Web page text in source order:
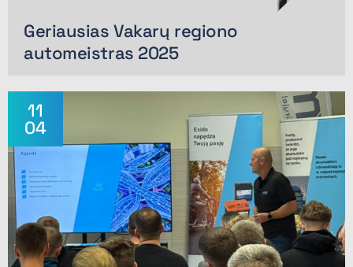
Geriausias Vakarų regiono
automeistras 2025
11
04